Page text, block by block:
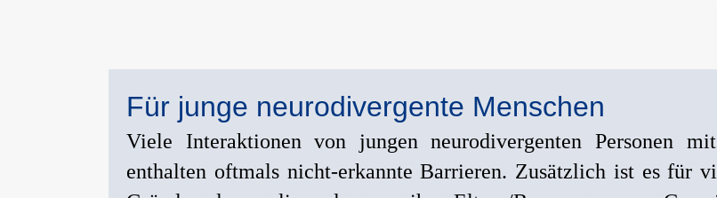
Für junge neurodivergente Menschen
Viele Interaktionen von jungen neurodivergenten Personen
enthalten oftmals nicht-erkannte Barrieren. Zusätzlich ist es für